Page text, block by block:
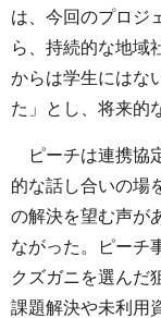
は、今回のプロジ
ら、持続的な地域
からは学生にはな
た」とし、将来的
ピーチは連携協
的な話し合いの場
の解決を望む声が
ながった。ピーチ
クズガニを選んだ
課題解決や未利用